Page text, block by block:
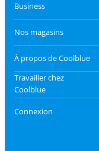
Business
Nos magasins
À propos de Coolblue
Travailler chez
Coolblue
Connexion